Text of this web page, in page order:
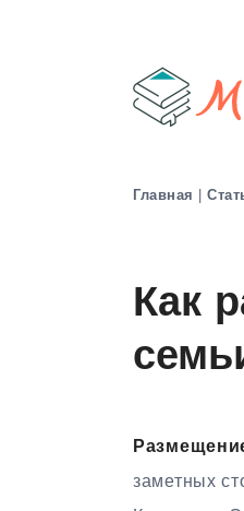
Главная |
Как
заметных